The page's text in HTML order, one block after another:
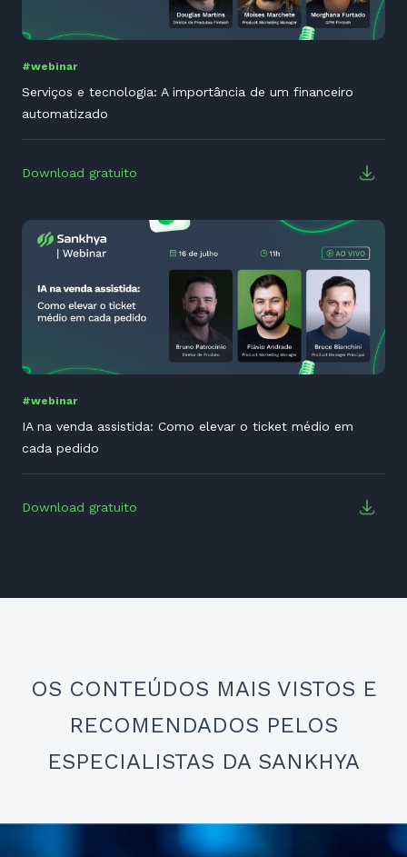
#webinar
Serviços e tecnologia: A importância de um financeiro
automatizado
Download gratuito
#webinar
IA na venda assistida: Como elevar o ticket médio em
cada pedido
Download gratuito
OS CONTEÚDOS MAIS VISTOS E
RECOMENDADOS PELOS
ESPECIALISTAS DA SANKHYA